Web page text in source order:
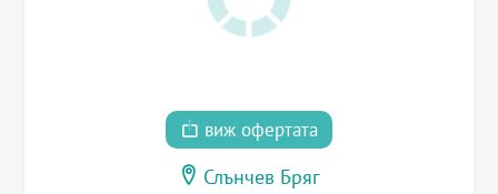
виж офертата
Слънчев Бряг